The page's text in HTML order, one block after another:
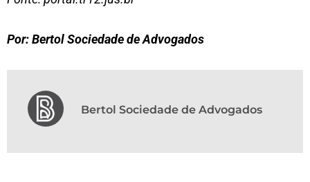
Por: Bertol Sociedade de Advogados
Bertol Sociedade de Advogados